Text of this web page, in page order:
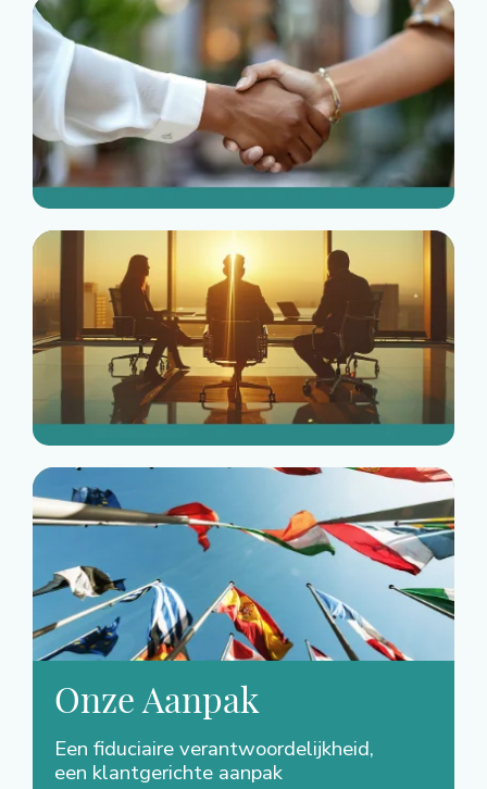
Onze Aanpak
Een fiduciaire verantwoordelijkheid,
een klantgerichte aanpak